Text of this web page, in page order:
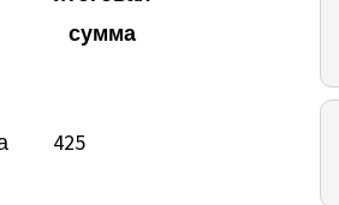
сумма
425